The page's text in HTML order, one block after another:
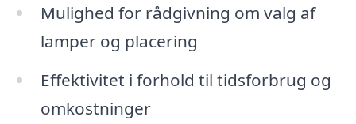
Mulighed for rådgivning om valg af
lamper og placering
Effektivitet i forhold til tidsforbrug og
omkostninger